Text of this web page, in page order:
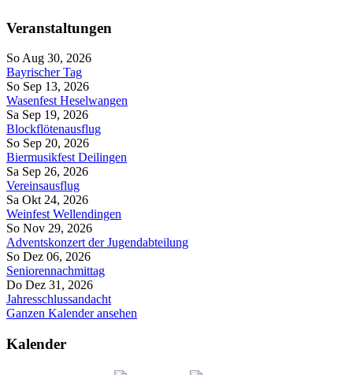
Veranstaltungen
So Aug 30, 2026
Bayrischer Tag
So Sep 13, 2026
Wasenfest Heselwangen
Sa Sep 19, 2026
Blockflötenausflug
So Sep 20, 2026
Biermusikfest Deilingen
Sa Sep 26, 2026
Vereinsausflug
Sa Okt 24, 2026
Weinfest Wellendingen
So Nov 29, 2026
Adventskonzert der Jugendabteilung
So Dez 06, 2026
Seniorennachmittag
Do Dez 31, 2026
Jahresschlussandacht
Ganzen Kalender ansehen
Kalender